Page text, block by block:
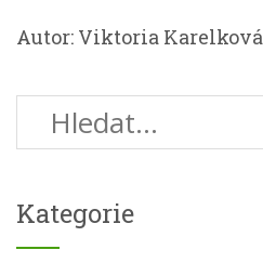
Autor: Viktoria Karelková
Kategorie